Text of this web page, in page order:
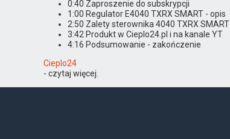
0:40 Zaproszenie do subskrypcji
1:00 Regulator E4040 TXRX SMART - opis
2:50 Zalety sterownika 4040 TXRX SMART
3:42 Produkt w Cieplo24.pl i na kanale YT
4:16 Podsumowanie - zakończenie
Cieplo24
- czytaj więcej.